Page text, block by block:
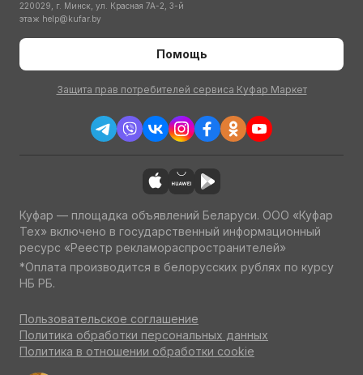
220029, г. Минск, ул. Красная 7А-2, 3-й
этаж help@kufar.by
Помощь
Защита прав потребителей сервиса Куфар Маркет
Куфар — площадка объявлений Беларуси. ООО «Куфар
Тех» включено в государственный информационный
ресурс «Реестр рекламораспространителей»
*Оплата производится в белорусских рублях по курсу
НБ РБ.
Пользовательское соглашение
Политика обработки персональных данных
Политика в отношении обработки cookie